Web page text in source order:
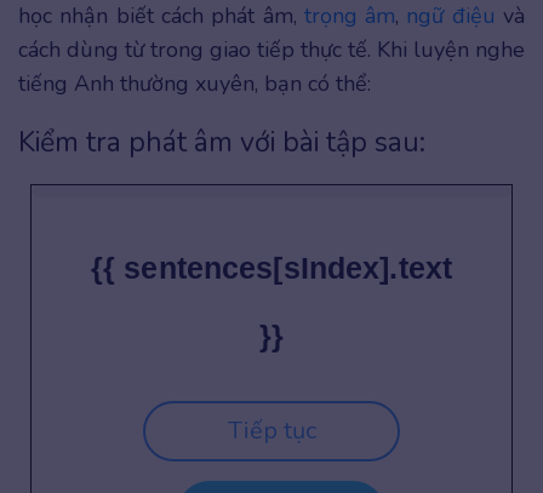
học nhận biết cách phát âm, trọng âm, ngữ điệu và
cách dùng từ trong giao tiếp thực tế. Khi luyện nghe
tiếng Anh thường xuyên, bạn có thể:
Kiểm tra phát âm với bài tập sau:
{{ sentences[sIndex].text
}}
Tiếp tục